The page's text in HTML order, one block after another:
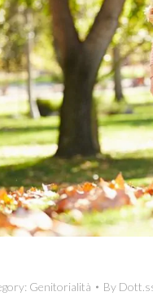
Genitorialità By